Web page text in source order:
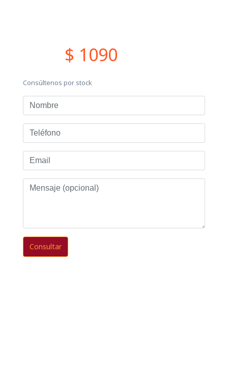
$ 1090
Consúltenos por stock
Nombre
Teléfono
Email
Mensaje
(opcional)
Consultar